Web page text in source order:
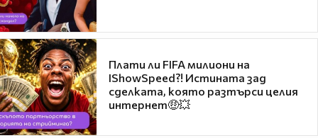
Плати ли FIFA милиони на
IShowSpeed?! Истината зад
сделката, която разтърси целия
интернет🤑💥